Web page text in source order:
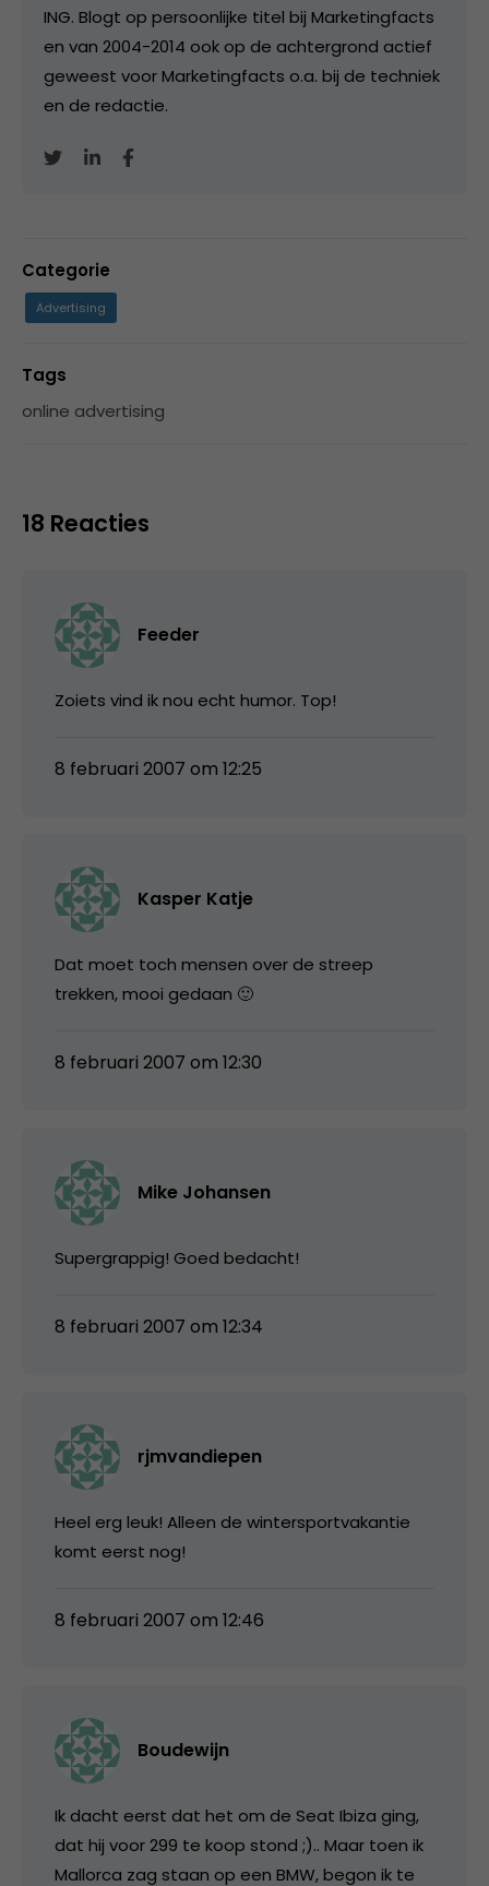
ING. Blogt op persoonlijke titel bij Marketingfacts
en van 2004-2014 ook op de achtergrond actief
geweest voor Marketingfacts o.a. bij de techniek
en de redactie.
Categorie
Advertising
Tags
online advertising
18 Reacties
Feeder
Zoiets vind ik nou echt humor. Top!
8 februari 2007 om 12:25
Kasper Katje
Dat moet toch mensen over de streep
trekken, mooi gedaan 🙂
8 februari 2007 om 12:30
Mike Johansen
Supergrappig! Goed bedacht!
8 februari 2007 om 12:34
rjmvandiepen
Heel erg leuk! Alleen de wintersportvakantie
komt eerst nog!
8 februari 2007 om 12:46
Boudewijn
Ik dacht eerst dat het om de Seat Ibiza ging,
dat hij voor 299 te koop stond ;).. Maar toen ik
Mallorca zag staan op een BMW, begon ik te